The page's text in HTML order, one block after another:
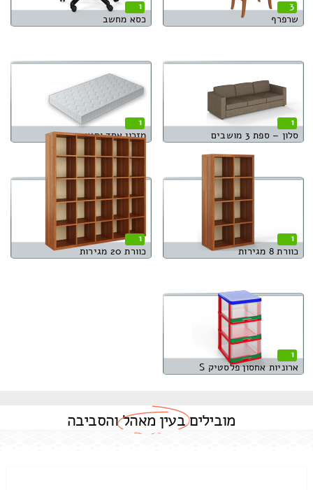
3
שרפרף
1
כסא מחשב
1
סלון – ספת 3 מושבים
1
מזרון אחד וחצי
1
כוורת 8 מגירות
1
כוורת 20 מגירות
1
ארוניות אחסון פלסטיק S
מוביליםבעין מאהלוהסביבה